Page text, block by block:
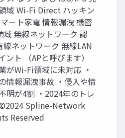
域 Wi-Fi Direct ハッキン
ート家電 情報漏洩 機密
域 無線ネットワーク 認
線ネットワーク 無線LAN
ント （APと呼びます）
がWi-Fi領域に未対応 ・
情報漏洩事故 ・侵入や情
明が4割 ・2024年のトレ
Spline-Network
Reserved